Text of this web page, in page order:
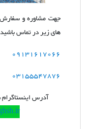
جهت مشاوره و
های زیر در تماس
09131617066
03155547876
آدرس